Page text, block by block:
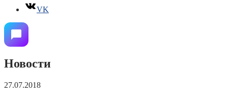
VK
Новости
27.07.2018